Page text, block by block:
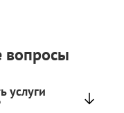
вопросы
услуги